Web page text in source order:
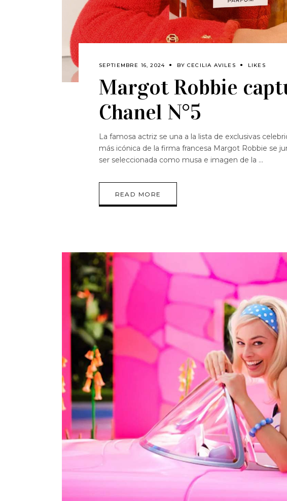
SEPTIEMBRE 16, 2024 BY CECILIA AVILES LIKES
Margot Robbie
Chanel N°5
La famosa actriz se una a la lista de exclusivas
más icónica de la firma francesa Margot Robbie se
ser seleccionada como musa e imagen de la
READ MORE